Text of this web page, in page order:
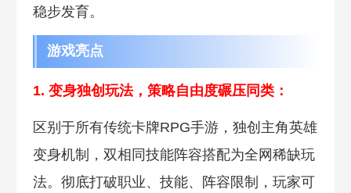
稳步发育。
游戏亮点
1. 变身独创玩法，策略自由度碾压同类：
区别于所有传统卡牌RPG手游，独创主角英雄
变身机制，双相同技能阵容搭配为全网稀缺玩
法。彻底打破职业、技能、阵容限制，玩家可